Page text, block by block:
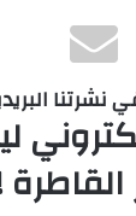
نشرتنا